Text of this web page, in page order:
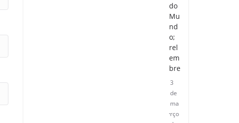
do
Mu
nd
o;
rel
em
bre
3
de
ma
rço